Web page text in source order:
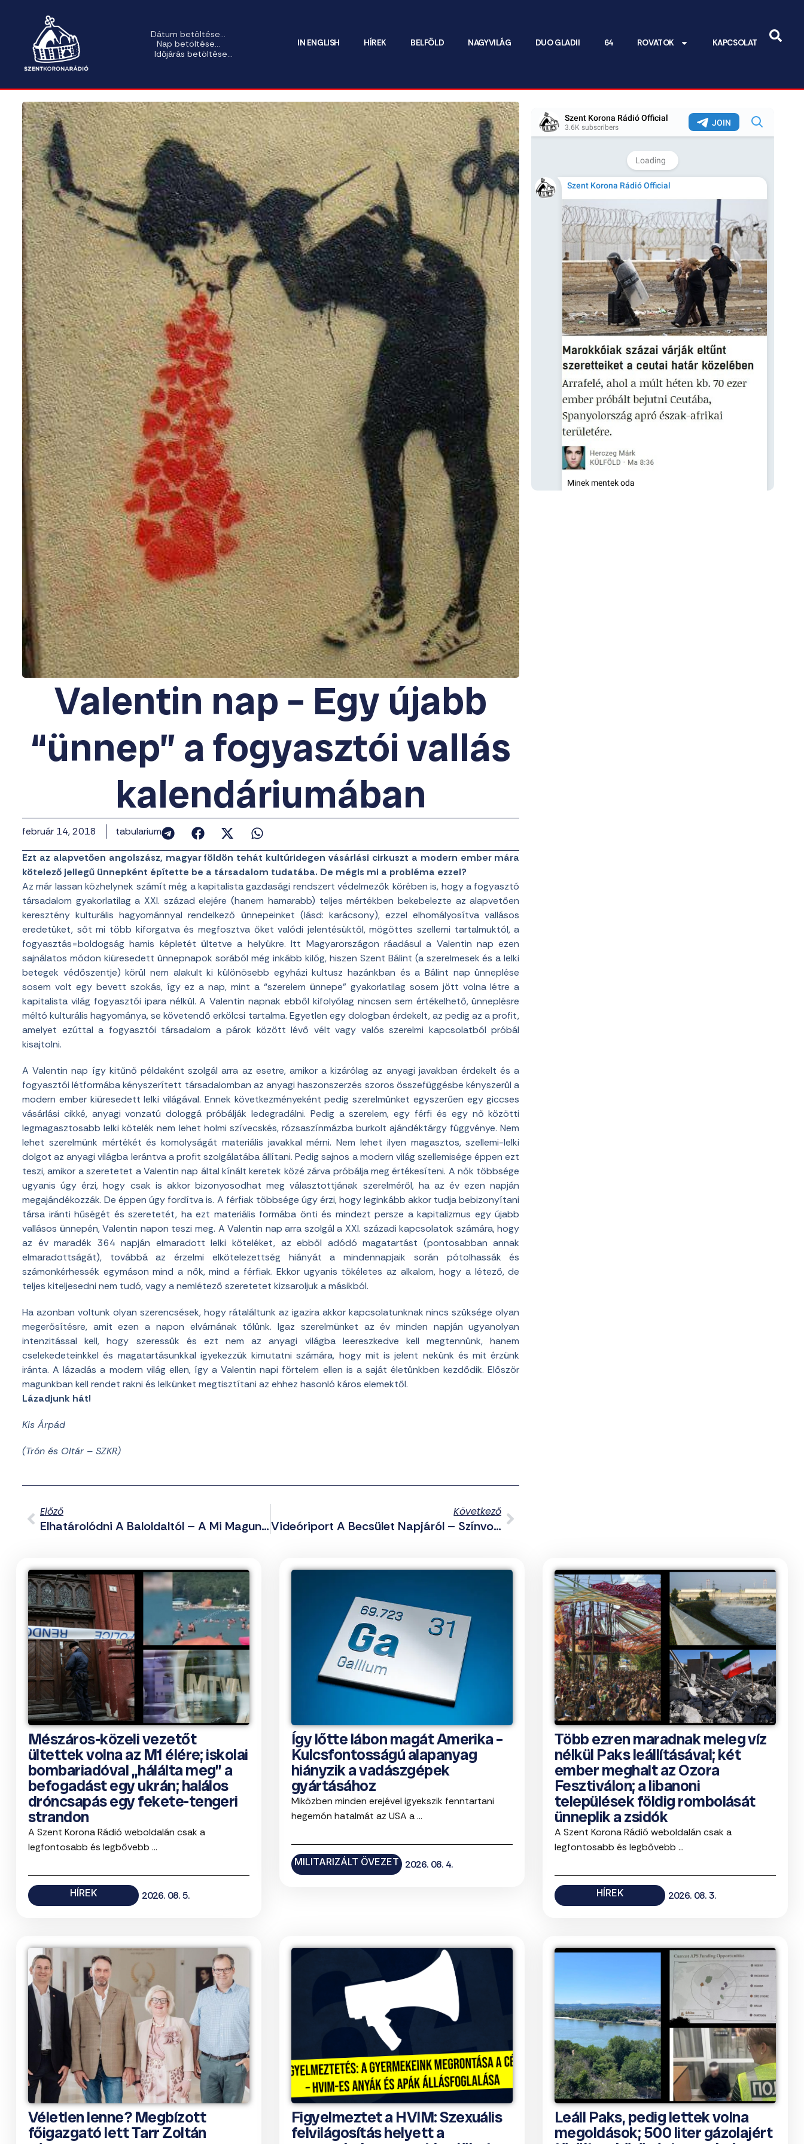
Dátum betöltése...
Nap betöltése...
Időjárás betöltése...
IN ENGLISH HÍREK BELFÖLD NAGYVILÁG DUO GLADII 64 ROVATOK KAPCSOLAT
Valentin nap – Egy újabb
“ünnep” a fogyasztói vallás
kalendáriumában
február 14, 2018 tabularium
Ezt az alapvetően angolszász, magyar földön tehát kultúridegen vásárlási cirkuszt a modern ember mára
kötelező jellegű ünnepként építette be a társadalom tudatába. De mégis mi a probléma ezzel?
Az már lassan közhelynek számít még a kapitalista gazdasági rendszert védelmezők körében is, hogy a fogyasztó
társadalom gyakorlatilag a XXI. század elejére (hanem hamarabb) teljes mértékben bekebelezte az alapvetően
keresztény kulturális hagyománnyal rendelkező ünnepeinket (lásd: karácsony), ezzel elhomályosítva vallásos
eredetüket, sőt mi több kiforgatva és megfosztva őket valódi jelentésüktől, mögöttes szellemi tartalmuktól, a
fogyasztás=boldogság hamis képletét ültetve a helyükre. Itt Magyarországon ráadásul a Valentin nap ezen
sajnálatos módon kiüresedett ünnepnapok sorából még inkább kilóg, hiszen Szent Bálint (a szerelmesek és a lelki
betegek védőszentje) körül nem alakult ki különösebb egyházi kultusz hazánkban és a Bálint nap ünneplése
sosem volt egy bevett szokás, így ez a nap, mint a “szerelem ünnepe” gyakorlatilag sosem jött volna létre a
kapitalista világ fogyasztói ipara nélkül. A Valentin napnak ebből kifolyólag nincsen sem értékelhető, ünneplésre
méltó kulturális hagyománya, se követendő erkölcsi tartalma. Egyetlen egy dologban érdekelt, az pedig az a profit,
amelyet ezúttal a fogyasztói társadalom a párok között lévő vélt vagy valós szerelmi kapcsolatból próbál
kisajtolni.
A Valentin nap így kitűnő példaként szolgál arra az esetre, amikor a kizárólag az anyagi javakban érdekelt és a
fogyasztói létformába kényszerített társadalomban az anyagi haszonszerzés szoros összefüggésbe kényszerül a
modern ember kiüresedett lelki világával. Ennek következményeként pedig szerelmünket egyszerűen egy giccses
vásárlási cikké, anyagi vonzatú dologgá próbálják ledegradálni. Pedig a szerelem, egy férfi és egy nő közötti
legmagasztosabb lelki kötelék nem lehet holmi szívecskés, rózsaszínmázba burkolt ajándéktárgy függvénye. Nem
lehet szerelmünk mértékét és komolyságát materiális javakkal mérni. Nem lehet ilyen magasztos, szellemi-lelki
dolgot az anyagi világba lerántva a profit szolgálatába állítani. Pedig sajnos a modern világ szellemisége éppen ezt
teszi, amikor a szeretetet a Valentin nap által kínált keretek közé zárva próbálja meg értékesíteni. A nők többsége
ugyanis úgy érzi, hogy csak is akkor bizonyosodhat meg választottjának szerelméről, ha az év ezen napján
megajándékozzák. De éppen úgy fordítva is. A férfiak többsége úgy érzi, hogy leginkább akkor tudja bebizonyítani
társa iránti hűségét és szeretetét, ha ezt materiális formába önti és mindezt persze a kapitalizmus egy újabb
vallásos ünnepén, Valentin napon teszi meg. A Valentin nap arra szolgál a XXI. századi kapcsolatok számára, hogy
az év maradék 364 napján elmaradott lelki köteléket, az ebből adódó magatartást (pontosabban annak
elmaradottságát), továbbá az érzelmi elkötelezettség hiányát a mindennapjaik során pótolhassák és
számonkérhessék egymáson mind a nők, mind a férfiak. Ekkor ugyanis tökéletes az alkalom, hogy a létező, de
teljes kiteljesedni nem tudó, vagy a nemlétező szeretetet kizsaroljuk a másikból.
Ha azonban voltunk olyan szerencsések, hogy rátaláltunk az igazira akkor kapcsolatunknak nincs szüksége olyan
megerősítésre, amit ezen a napon elvárnának tőlünk. Igaz szerelmünket az év minden napján ugyanolyan
intenzitással kell, hogy szeressük és ezt nem az anyagi világba leereszkedve kell megtennünk, hanem
cselekedeteinkkel és magatartásunkkal igyekezzük kimutatni számára, hogy mit is jelent nekünk és mit érzünk
iránta. A lázadás a modern világ ellen, így a Valentin napi förtelem ellen is a saját életünkben kezdődik. Először
magunkban kell rendet rakni és lelkünket megtisztítani az ehhez hasonló káros elemektől.
Lázadjunk hát!
Kis Árpád
(Trón és Oltár – SZKR)
Előző
Elhatárolódni A Baloldaltól – A Mi Magunk Videóblog Formában Folytatja
Következő
Videóriport A Becsület Napjáról – Színvonalas, Méltóságteljes Kegyeleti Megemlékezés
Mészáros-közeli vezetőt
ültettek volna az M1 élére; iskolai
bombariadóval „hálálta meg” a
befogadást egy ukrán; halálos
dróncsapás egy fekete-tengeri
strandon
A Szent Korona Rádió weboldalán csak a
legfontosabb és legbővebb ...
HÍREK 2026. 08. 5.
Így lőtte lábon magát Amerika –
Kulcsfontosságú alapanyag
hiányzik a vadászgépek
gyártásához
Miközben minden erejével igyekszik fenntartani
hegemón hatalmát az USA a ...
MILITARIZÁLT ÖVEZET 2026. 08. 4.
Több ezren maradnak meleg víz
nélkül Paks leállításával; két
ember meghalt az Ozora
Fesztiválon; a libanoni
települések földig rombolását
ünneplik a zsidók
A Szent Korona Rádió weboldalán csak a
legfontosabb és legbővebb ...
HÍREK 2026. 08. 3.
Véletlen lenne? Megbízott
főigazgató lett Tarr Zoltán
Figyelmeztet a HVIM: Szexuális
felvilágosítás helyett a
Leáll Paks, pedig lettek volna
megoldások; 500 liter gázolajért